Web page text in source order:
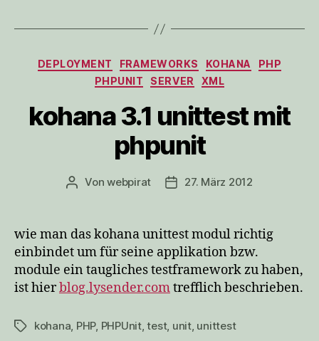
Kategorien
DEPLOYMENT FRAMEWORKS KOHANA
PHP
PHPUNIT
SERVER XML
kohana 3.1 unittest mit
phpunit
Beitragsautor
Vonwebpirat Veröffentlichungsdatum
27. März 2012
wie man das kohana unittest modul richtig
einbindet um für seine applikation bzw.
module ein taugliches testframework zu haben,
ist hierblog.lysender.comtrefflich beschrieben.
Schlagwörter
kohana, PHP, PHPUnit,test, unit, unittest